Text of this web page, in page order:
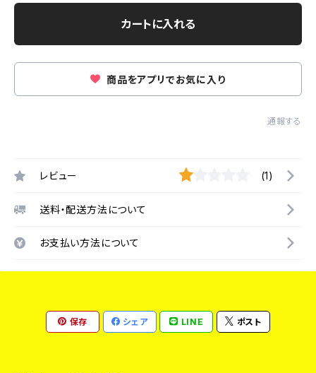
カートに入れる
商品をアプリでお気に入り
通報する
レビュー (1)
送料・配送方法について
お支払い方法について
保存 シェア LINE ポスト